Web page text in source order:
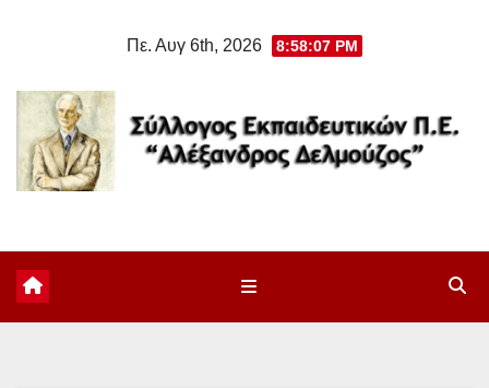
Πε. Αυγ 6th, 2026 8:58:08 PM